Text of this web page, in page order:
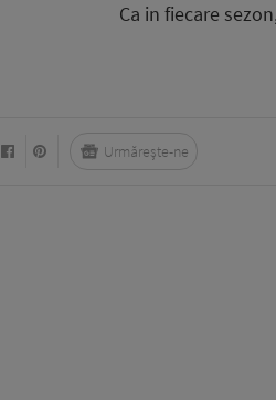
Ca in fiecare
Urmărește-ne